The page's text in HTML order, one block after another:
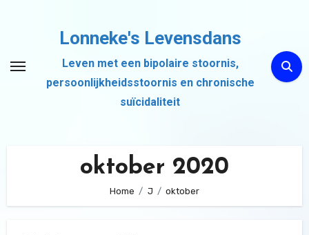
inhoud
Lonneke's Levensdans
Leven met een bipolaire stoornis,
persoonlijkheidsstoornis en chronische
suïcidaliteit
oktober 2020
Home J oktober